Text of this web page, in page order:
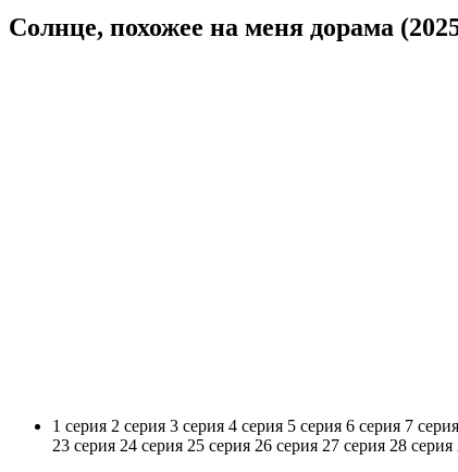
Солнце, похожее на меня дорама
1 серия 2 серия 3 серия 4 серия 5 серия 6 серия 7 серия
23 серия 24 серия 25 серия 26 серия 27 серия 28 серия